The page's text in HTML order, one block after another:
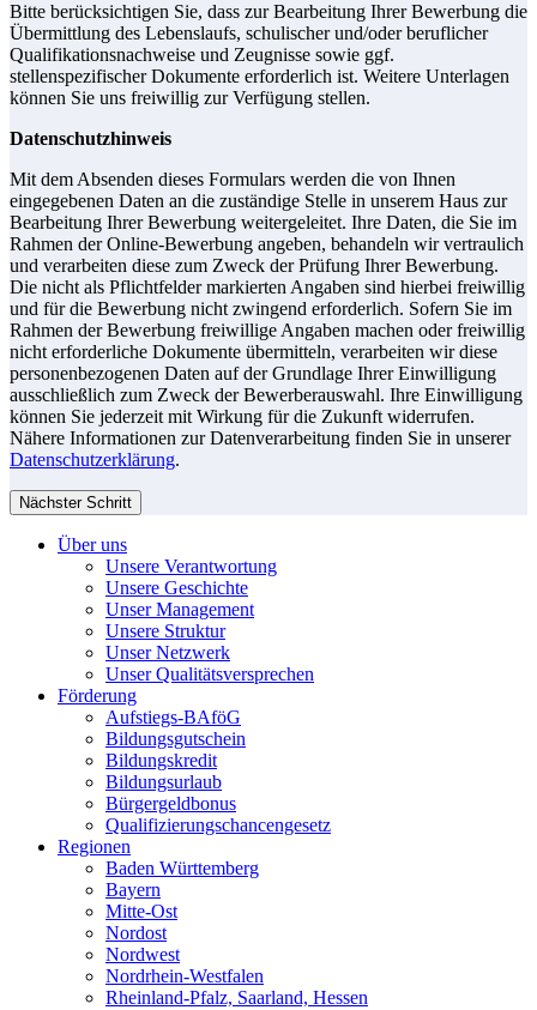
Bitte berücksichtigen Sie, dass zur Bearbeitung Ihrer Bewerbung die
Übermittlung des Lebenslaufs, schulischer und/oder beruflicher
Qualifikationsnachweise und Zeugnisse sowie ggf.
stellenspezifischer Dokumente erforderlich ist. Weitere Unterlagen
können Sie uns freiwillig zur Verfügung stellen.
Datenschutzhinweis
Mit dem Absenden dieses Formulars werden die von Ihnen
eingegebenen Daten an die zuständige Stelle in unserem Haus zur
Bearbeitung Ihrer Bewerbung weitergeleitet. Ihre Daten, die Sie im
Rahmen der Online-Bewerbung angeben, behandeln wir vertraulich
und verarbeiten diese zum Zweck der Prüfung Ihrer Bewerbung.
Die nicht als Pflichtfelder markierten Angaben sind hierbei freiwillig
und für die Bewerbung nicht zwingend erforderlich. Sofern Sie im
Rahmen der Bewerbung freiwillige Angaben machen oder freiwillig
nicht erforderliche Dokumente übermitteln, verarbeiten wir diese
personenbezogenen Daten auf der Grundlage Ihrer Einwilligung
ausschließlich zum Zweck der Bewerberauswahl. Ihre Einwilligung
können Sie jederzeit mit Wirkung für die Zukunft widerrufen.
Nähere Informationen zur Datenverarbeitung finden Sie in unserer
Datenschutzerklärung.
Nächster Schritt
Über uns
Unsere Verantwortung
Unsere Geschichte
Unser Management
Unsere Struktur
Unser Netzwerk
Unser Qualitätsversprechen
Förderung
Aufstiegs-BAföG
Bildungsgutschein
Bildungskredit
Bildungsurlaub
Bürgergeldbonus
Qualifizierungschancengesetz
Regionen
Baden Württemberg
Bayern
Mitte-Ost
Nordost
Nordwest
Nordrhein-Westfalen
Rheinland-Pfalz, Saarland, Hessen